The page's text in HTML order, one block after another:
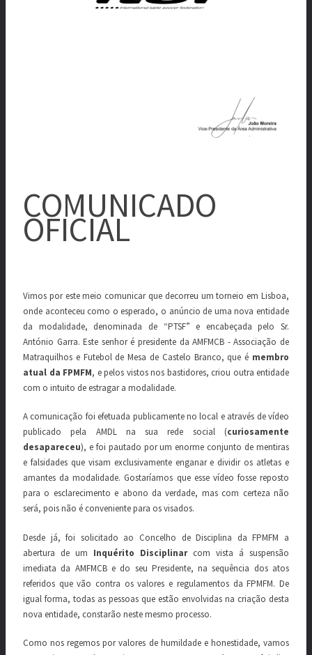
COMUNICADO
OFICIAL
Vimos por este meio comunicar que decorreu um torneio em Lisboa,
onde aconteceu como o esperado, o anúncio de uma nova entidade
da modalidade, denominada de “PTSF” e encabeçada pelo Sr.
António Garra. Este senhor é presidente da AMFMCB - Associação de
Matraquilhos e Futebol de Mesa de Castelo Branco, que é membro
atual da FPMFM, e pelos vistos nos bastidores, criou outra entidade
com o intuito de estragar a modalidade.
A comunicação foi efetuada publicamente no local e através de vídeo
publicado pela AMDL na sua rede social (curiosamente
desapareceu), e foi pautado por um enorme conjunto de mentiras
e falsidades que visam exclusivamente enganar e dividir os atletas e
amantes da modalidade. Gostaríamos que esse vídeo fosse reposto
para o esclarecimento e abono da verdade, mas com certeza não
será, pois não é conveniente para os visados.
Desde já, foi solicitado ao Concelho de Disciplina da FPMFM a
abertura de um Inquérito Disciplinar com vista á suspensão
imediata da AMFMCB e do seu Presidente, na sequência dos atos
referidos que vão contra os valores e regulamentos da FPMFM. De
igual forma, todas as pessoas que estão envolvidas na criação desta
nova entidade, constarão neste mesmo processo.
Como nos regemos por valores de humildade e honestidade, vamos